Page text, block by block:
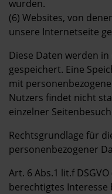
wurden.
(6) Websites, von
unsere Internetseite
Diese Daten werden
gespeichert. Eine
mit
Nutzers findet nicht
einzelner
Rechtsgrundlage für
personenbezogener
Art. 6 Abs.1 lit.f
berechtigtes